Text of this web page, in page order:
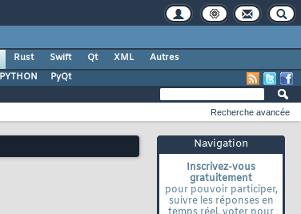
Rust Swift Qt XML
Autres
PyQt
Navigation
Inscrivez-vous
gratuitement
pour pouvoir participer,
suivre les réponses en
Recherche avancée